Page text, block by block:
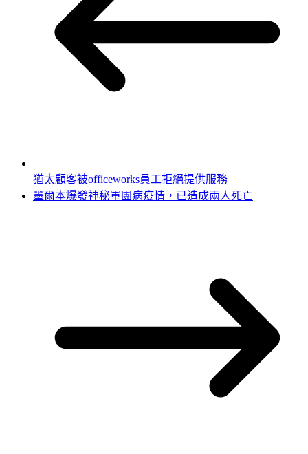
猶太顧客被officeworks員工拒絕提供服務
墨爾本爆發神秘軍團病疫情，已造成兩人死亡